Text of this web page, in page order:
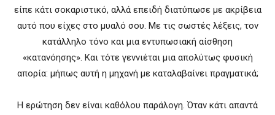
είπε κάτι σοκαριστικό, αλλά επειδή διατύπωσε με ακρίβεια
αυτό που είχες στο μυαλό σου. Με τις σωστές λέξεις, τον
κατάλληλο τόνο και μια εντυπωσιακή αίσθηση
«κατανόησης». Και τότε γεννιέται μια απολύτως φυσική
απορία: μήπως αυτή η μηχανή με καταλαβαίνει πραγματικά;
Η ερώτηση δεν είναι καθόλου παράλογη. Όταν κάτι απαντά